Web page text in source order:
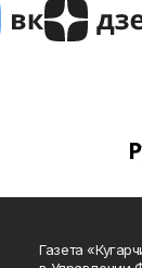
Газета